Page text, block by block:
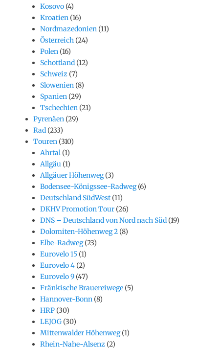
Kosovo (4)
Kroatien (16)
Nordmazedonien (11)
Österreich (24)
Polen (16)
Schottland (12)
Schweiz (7)
Slowenien (8)
Spanien (29)
Tschechien (21)
Pyrenäen (29)
Rad (233)
Touren (310)
Ahrtal (1)
Allgäu (1)
Allgäuer Höhenweg(3)
Bodensee-Königssee-Radweg(6)
Deutschland SüdWest(11)
DKHV Promotion Tour (26)
DNS – Deutschland von Nord nach Süd (19)
Dolomiten-Höhenweg 2 (8)
Elbe-Radweg(23)
Eurovelo 15 (1)
Eurovelo 4 (2)
Eurovelo 9 (47)
Fränkische Brauereiwege (5)
Hannover-Bonn (8)
HRP (30)
LEJOG (30)
Mittenwalder Höhenweg(1)
Rhein-Nahe-Alsenz (2)